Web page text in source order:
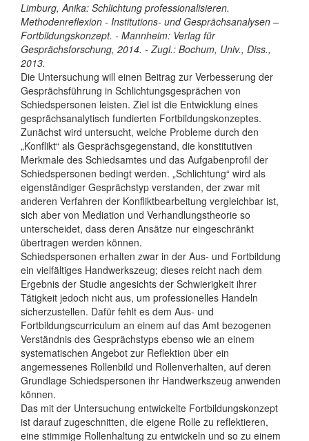
Limburg, Anika: Schlichtung professionalisieren.
Methodenreflexion - Institutions- und Gesprächsanalysen –
Fortbildungskonzept. - Mannheim: Verlag für
Gesprächsforschung, 2014. - Zugl.: Bochum, Univ., Diss.,
2013.
Die Untersuchung will einen Beitrag zur Verbesserung der
Gesprächsführung in Schlichtungsgesprächen von
Schiedspersonen leisten. Ziel ist die Entwicklung eines
gesprächsanalytisch fundierten Fortbildungskonzeptes.
Zunächst wird untersucht, welche Probleme durch den
„Konflikt“ als Gesprächsgegenstand, die konstitutiven
Merkmale des Schiedsamtes und das Aufgabenprofil der
Schiedspersonen bedingt werden. „Schlichtung“ wird als
eigenständiger Gesprächstyp verstanden, der zwar mit
anderen Verfahren der Konfliktbearbeitung vergleichbar ist,
sich aber von Mediation und Verhandlungstheorie so
unterscheidet, dass deren Ansätze nur eingeschränkt
übertragen werden können.
Schiedspersonen erhalten zwar in der Aus- und Fortbildung
ein vielfältiges Handwerkszeug; dieses reicht nach dem
Ergebnis der Studie angesichts der Schwierigkeit ihrer
Tätigkeit jedoch nicht aus, um professionelles Handeln
sicherzustellen. Dafür fehlt es dem Aus- und
Fortbildungscurriculum an einem auf das Amt bezogenen
Verständnis des Gesprächstyps ebenso wie an einem
systematischen Angebot zur Reflektion über ein
angemessenes Rollenbild und Rollenverhalten, auf deren
Grundlage Schiedspersonen ihr Handwerkszeug anwenden
können.
Das mit der Untersuchung entwickelte Fortbildungskonzept
ist darauf zugeschnitten, die eigene Rolle zu reflektieren,
eine stimmige Rollenhaltung zu entwickeln und so zu einem